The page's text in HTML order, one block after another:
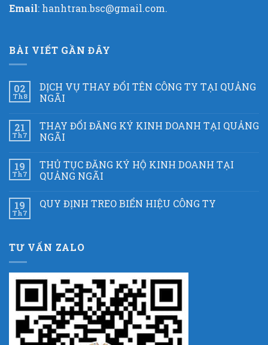
Email: hanhtran.bsc@gmail.com.
BÀI VIẾT GẦN ĐÂY
02
Th8
DỊCH VỤ THAY ĐỔI TÊN CÔNG TY TẠI QUẢNG
NGÃI
21
Th7
THAY ĐỔI ĐĂNG KÝ KINH DOANH TẠI QUẢNG
NGÃI
19
Th7
THỦ TỤC ĐĂNG KÝ HỘ KINH DOANH TẠI
QUẢNG NGÃI
19
Th7
QUY ĐỊNH TREO BIỂN HIỆU CÔNG TY
TƯ VẤN ZALO